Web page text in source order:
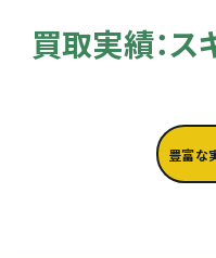
買取実績：ス
豊富な